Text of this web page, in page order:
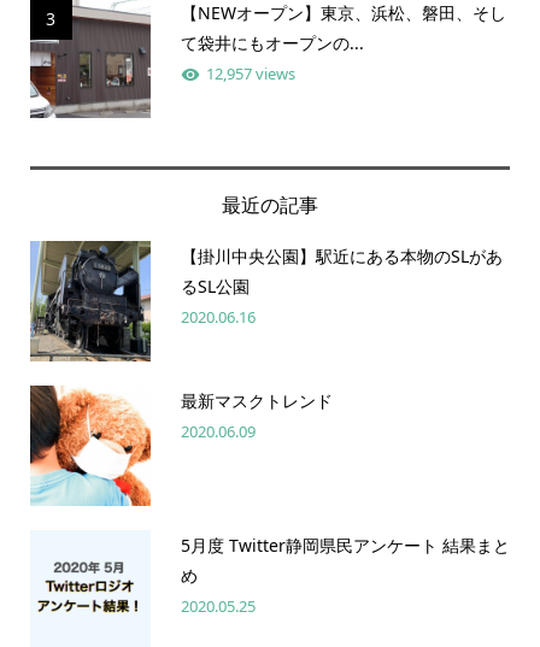
3
【NEWオープン】東京、浜松、磐田、そし
て袋井にもオープンの...
12,957 views
最近の記事
【掛川中央公園】駅近にある本物のSLがあ
るSL公園
2020.06.16
最新マスクトレンド
2020.06.09
5月度 Twitter静岡県民アンケート 結果まと
め
2020.05.25